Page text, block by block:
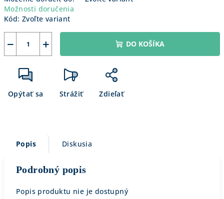
Možnosti doručenia
Kód: Zvoľte variant
+
− DO KOŠÍKA
Opýtať sa Strážiť Zdieľať
Popis Diskusia
Podrobný popis
Popis produktu nie je dostupný